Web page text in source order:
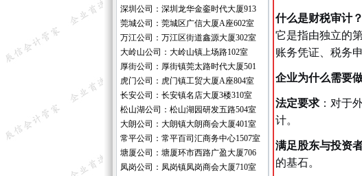
深圳公司：深圳龙华金銮时代大厦913
莞城公司：莞城区广信大厦A座602室
万江公司：万江区街道鑫源大厦302室
大岭山公司：大岭山镇上场路102室
厚街公司：厚街镇莞太路时代大厦501
虎门公司：虎门镇工贸大厦A座804室
长安公司：长安镇名店大厦3楼310室
松山湖公司：松山湖园研发五路504室
大朗公司：大朗镇大朗商会大厦401室
常平公司：常平百司汇商务中心1507室
塘厦公司：塘厦环市西路广盈大厦706
凤岗公司：凤岗镇凤岗商会大厦710室
什么是财税审计？
它是指由独立的
账务凭证、税务
企业为什么需要
法定要求：对于
计。
满足股东与投资
的基石。